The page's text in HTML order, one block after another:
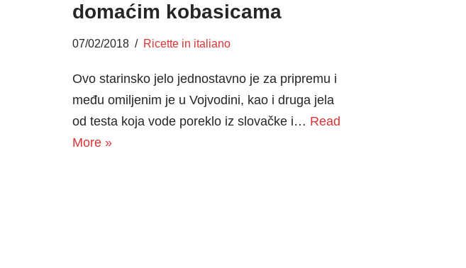
domaćim kobasicama
07/02/2018 Ricette in italiano
Ovo starinsko jelo jednostavno je za pripremu i
među omiljenim je u Vojvodini, kao i druga jela
od testa koja vode poreklo iz slovačke i… Read
More »